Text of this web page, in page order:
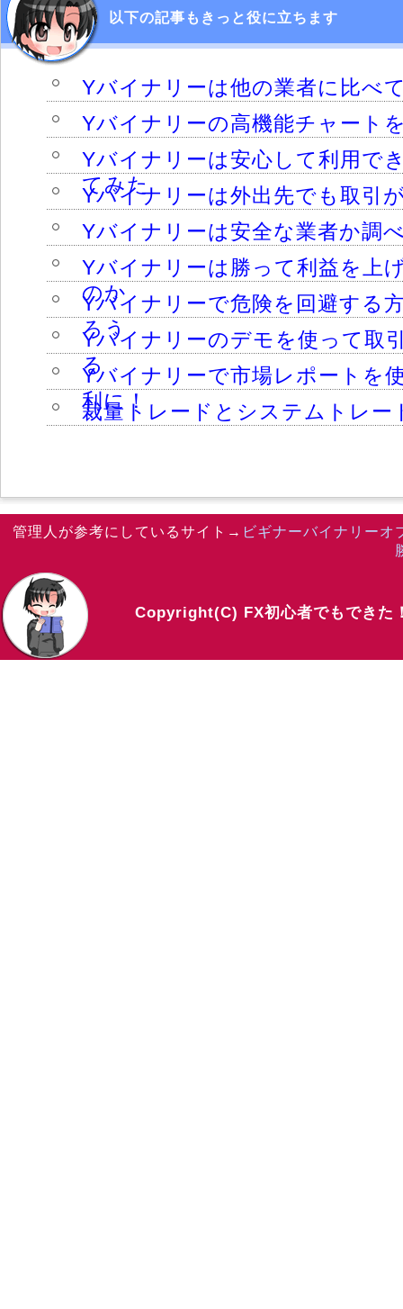
以下の記事もきっと役に立ちます
Yバイナリーは他の業者に比べ
Yバイナリーの高機能チャート
Yバイナリーは安心して利用で
てみた
Yバイナリーは外出先でも取引
Yバイナリーは安全な業者か調
Yバイナリーは勝って利益を上
のか
Yバイナリーで危険を回避する
ろう
Yバイナリーのデモを使って取
る
Yバイナリーで市場レポートを
利に！
裁量トレードとシステムトレー
管理人が参考にしているサイト→ ビギナーバイナリーオ
Copyright(C) FX初心者でもできた